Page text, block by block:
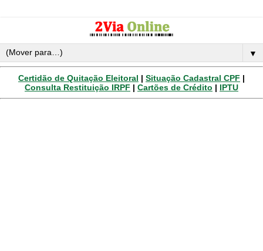
▼
Certidão de Quitação Eleitoral | Situação Cadastral CPF |
Consulta Restituição IRPF | Cartões de Crédito | IPTU